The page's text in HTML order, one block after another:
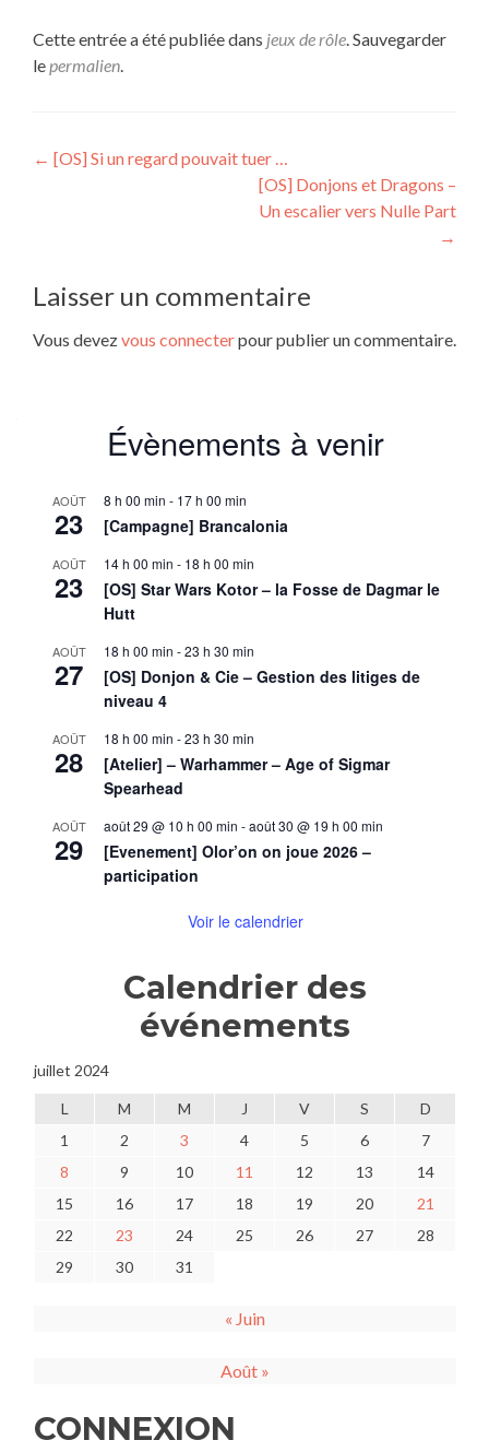
Cette entrée a été publiée dans jeux de rôle. Sauvegarder
lepermalien.
Navigation
← [OS] Si un regard pouvait tuer …
[OS] Donjons et Dragons –
Un escalier vers Nulle Part
→
Laisser un commentaire
Vous devezvous connecterpour publier un commentaire.
Évènements à venir
AOÛT
23
8 h 00 min - 17 h 00 min
[Campagne] Brancalonia
AOÛT
23
14 h 00 min - 18 h 00 min
[OS] Star Wars Kotor – la Fosse de Dagmar le
Hutt
AOÛT
27
18 h 00 min -23 h 30 min
[OS] Donjon & Cie – Gestion des litiges de
niveau 4
AOÛT
28
18 h 00 min -23 h 30 min
[Atelier] – Warhammer – Age of Sigmar
Spearhead
AOÛT
29
août 29 @ 10 h 00 min -août 30 @ 19 h 00 min
[Evenement] Olor’on on joue 2026 –
participation
Voir le calendrier
Calendrier des
événements
juillet 2024
L M M J V S
D
1
2 3 4 5 6
7
8
9 10 11 12 13
14
15
16 17 18 19 20
21
22
23 24 25 26 27
28
29
30 31
« Juin
Août »
CONNEXION